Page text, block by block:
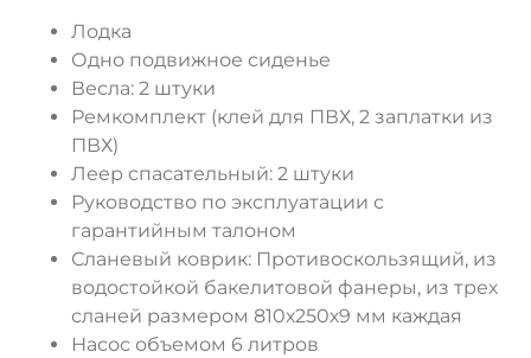
Лодка
Одно подвижное сиденье
Весла: 2 штуки
Ремкомплект (клей для ПВХ, 2 заплатки из
ПВХ)
Леер спасательный: 2 штуки
Руководство по эксплуатации с
гарантийным талоном
Сланевый коврик: Противоскользящий, из
водостойкой бакелитовой фанеры, из трех
сланей размером 810х250х9 мм каждая
Насос объемом 6 литров